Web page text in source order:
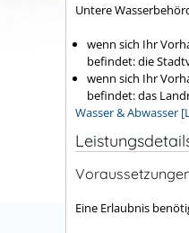
Untere
wenn sich Ihr
befindet: die
wenn sich Ihr
befindet: das
Wasser & Abwasser
Eine Erlaubnis